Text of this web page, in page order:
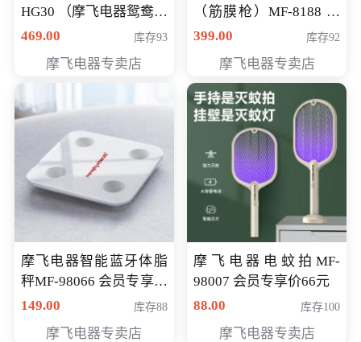
HG30 （摩飞电器鸳鸯锅
MF-HG30 ） 会员专享价
469.00 库存93
摩飞电器专卖店
（筋膜枪）MF-8188 会
员专享价268元
399.00 库存92
摩飞电器专卖店
摩飞电器智能蓝牙体脂
秤MF-98066 会员专享价
98元
149.00 库存88
摩飞电器专卖店
摩飞电器电蚊拍MF-
98007 会员专享价66元
88.00
库存100
摩飞电器专卖店